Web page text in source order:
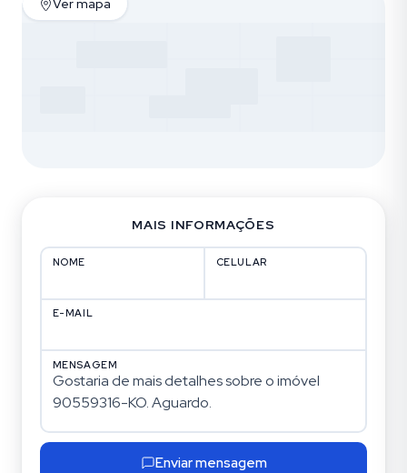
Ver mapa
MAIS INFORMAÇÕES
NOME CELULAR
E-MAIL
MENSAGEM
Enviar mensagem